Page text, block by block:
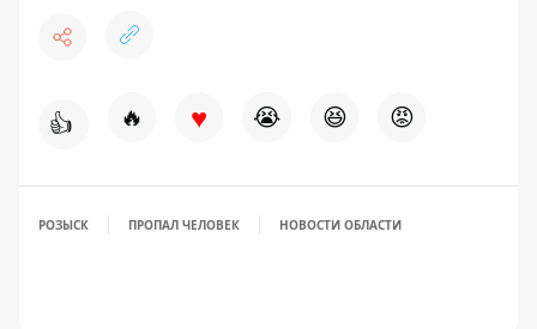
👍 🔥 ♥ 😭 😆 😡
РОЗЫСК ПРОПАЛ ЧЕЛОВЕК НОВОСТИ ОБЛАСТИ